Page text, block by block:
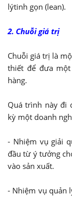
lýtinh gọn (lean).
2. Chuỗi giá trị
Chuỗi giá trị là
thiết để đưa
hàng.
Quá trình này đi
kỳ một doanh
- Nhiệm vụ giải
đầu từ ý tưởng
vào sản xuất.
- Nhiệm vụ quản